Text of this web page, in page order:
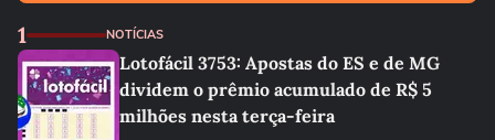
1 NOTÍCIAS
Lotofácil 3753: Apostas do ES e de MG
dividem o prêmio acumulado de R$ 5
milhões nesta terça-feira